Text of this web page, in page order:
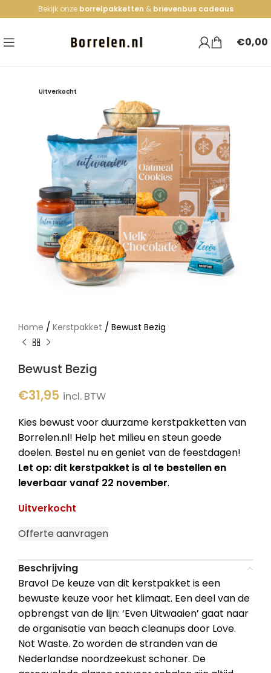
Bekijk onze borrelpakketten & brievenbus cadeaus
€0,00
Uitverkocht
Home / Kerstpakket / Bewust Bezig
Bewust Bezig
€31,95 incl. BTW
Kies bewust voor duurzame kerstpakketten van
Borrelen.nl! Help het milieu en steun goede
doelen. Bestel nu en geniet van de feestdagen!
Let op: dit kerstpakket is al te bestellen en
leverbaar vanaf 22 november.
Uitverkocht
Offerte aanvragen
Beschrijving
Bravo! De keuze van dit kerstpakket is een
bewuste keuze voor het klimaat. Een deel van de
opbrengst van de lijn: ‘Even Uitwaaien’ gaat naar
de organisatie van beach cleanups door Love.
Not Waste. Zo worden de stranden van de
Nederlandse noordzeekust schoner. De